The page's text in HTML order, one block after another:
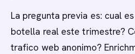
La pregunta previa es: cual
botella real este trimestre?
trafico web anonimo?